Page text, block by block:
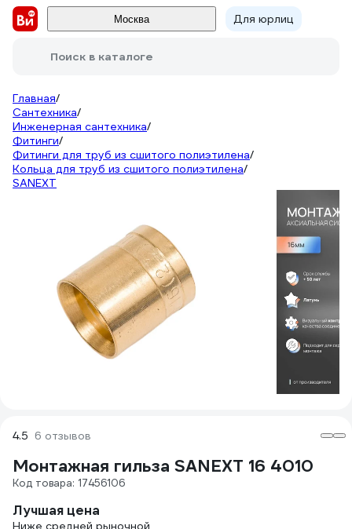
Москва Для юрлиц
Поиск в каталоге
Главная/
Сантехника/
Инженерная сантехника/
Фитинги/
Фитинги для труб из сшитого полиэтилена/
Кольца для труб из сшитого полиэтилена/
SANEXT
4.5 6 отзывов
Монтажная гильза SANEXT 16 4010
Код товара: 17456106
Лучшая цена
Ниже средней рыночной